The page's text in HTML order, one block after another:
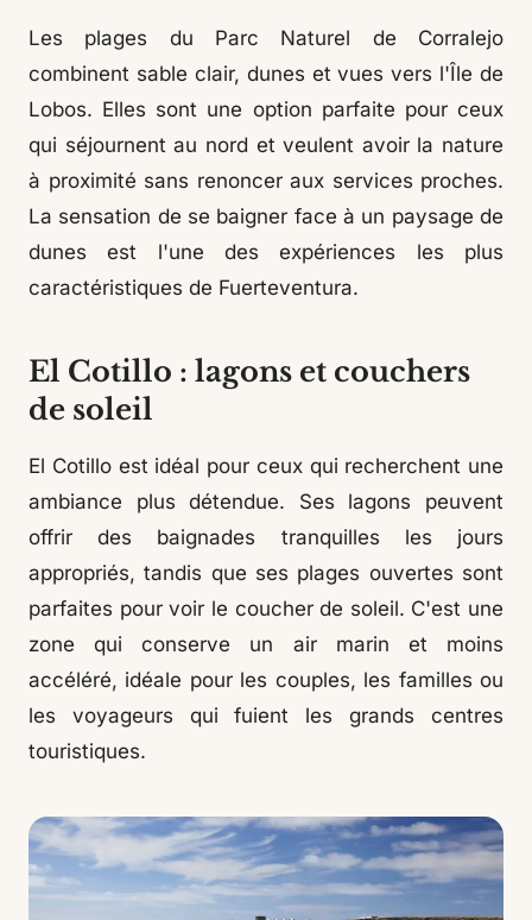
Les plages du Parc Naturel de Corralejo
combinent sable clair, dunes et vues vers l'Île de
Lobos. Elles sont une option parfaite pour ceux
qui séjournent au nord et veulent avoir la nature
à proximité sans renoncer aux services proches.
La sensation de se baigner face à un paysage de
dunes est l'une des expériences les plus
caractéristiques de Fuerteventura.
El Cotillo : lagons et couchers
de soleil
El Cotillo est idéal pour ceux qui recherchent une
ambiance plus détendue. Ses lagons peuvent
offrir des baignades tranquilles les jours
appropriés, tandis que ses plages ouvertes sont
parfaites pour voir le coucher de soleil. C'est une
zone qui conserve un air marin et moins
accéléré, idéale pour les couples, les familles ou
les voyageurs qui fuient les grands centres
touristiques.